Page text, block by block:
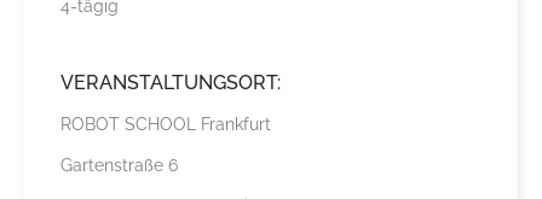
4-tägig
VERANSTALTUNGSORT:
ROBOT SCHOOL Frankfurt
Gartenstraße 6